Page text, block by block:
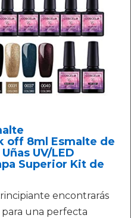
off 8ml Esmalte de
UV/LED
Superior Kit de
encontrarás
una perfecta